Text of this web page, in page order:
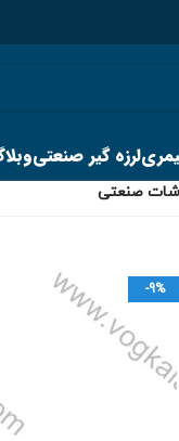
لرزه گیر صنعتی
صنعتی
-9%